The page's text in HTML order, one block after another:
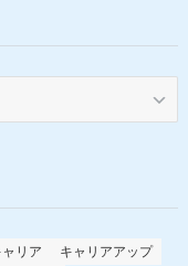
ャリア
キャリアアップ